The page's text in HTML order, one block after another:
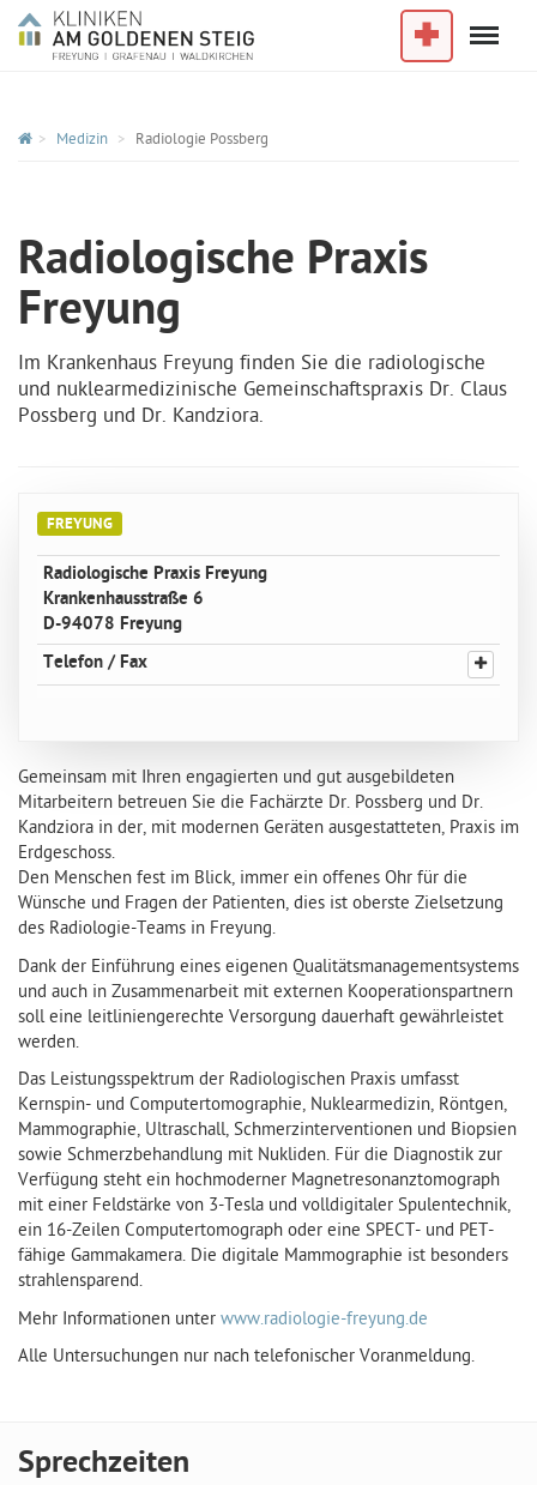
Im NotfallMenu
Medizin Radiologie Possberg
Radiologische Praxis
Freyung
Im Krankenhaus Freyung finden Sie die radiologische
und nuklearmedizinische Gemeinschaftspraxis Dr. Claus
Possberg und Dr. Kandziora.
FREYUNG
Radiologische Praxis Freyung
Krankenhausstraße 6
D-94078 Freyung
Telefon / Fax
Gemeinsam mit Ihren engagierten und gut ausgebildeten
Mitarbeitern betreuen Sie die Fachärzte Dr. Possberg und Dr.
Kandziora in der, mit modernen Geräten ausgestatteten, Praxis im
Erdgeschoss.
Den Menschen fest im Blick, immer ein offenes Ohr für die
Wünsche und Fragen der Patienten, dies ist oberste Zielsetzung
des Radiologie-Teams in Freyung.
Dank der Einführung eines eigenen Qualitätsmanagementsystems
und auch in Zusammenarbeit mit externen Kooperationspartnern
soll eine leitliniengerechte Versorgung dauerhaft gewährleistet
werden.
Das Leistungsspektrum der Radiologischen Praxis umfasst
Kernspin- und Computertomographie, Nuklearmedizin, Röntgen,
Mammographie, Ultraschall, Schmerzinterventionen und Biopsien
sowie Schmerzbehandlung mit Nukliden. Für die Diagnostik zur
Verfügung steht ein hochmoderner Magnetresonanztomograph
mit einer Feldstärke von 3-Tesla und volldigitaler Spulentechnik,
ein 16-Zeilen Computertomograph oder eine SPECT- und PET-
fähige Gammakamera. Die digitale Mammographie ist besonders
strahlensparend.
Mehr Informationen unter www.radiologie-freyung.de
Alle Untersuchungen nur nach telefonischer Voranmeldung.
Sprechzeiten